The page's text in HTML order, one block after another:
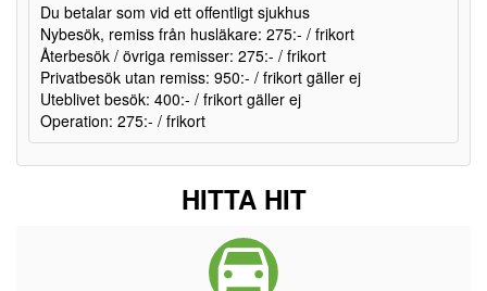
Du betalar som vid ett offentligt sjukhus
Nybesök, remiss från husläkare: 275:- / frikort
Återbesök / övriga remisser: 275:- / frikort
Privatbesök utan remiss: 950:- / frikort gäller ej
Uteblivet besök: 400:- / frikort gäller ej
Operation: 275:- / frikort
HITTA HIT